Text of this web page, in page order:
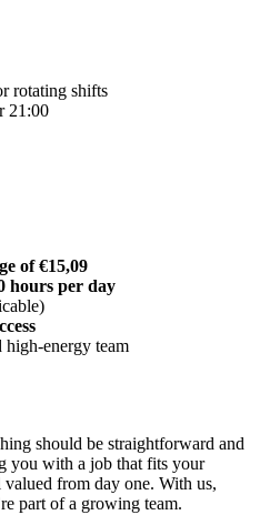
rotating shifts
21:00
of €15,09
hours per day
energy team
should be straightforward and
you with a job that fits your
from day one. With us,
part of a growing team.